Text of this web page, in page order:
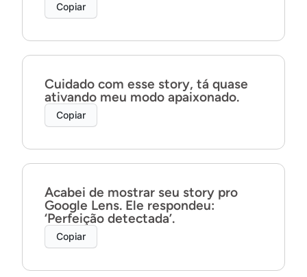
Copiar
Cuidado com esse story, tá quase
ativando meu modo apaixonado.
Copiar
Acabei de mostrar seu story pro
Google Lens. Ele respondeu:
‘Perfeição detectada’.
Copiar